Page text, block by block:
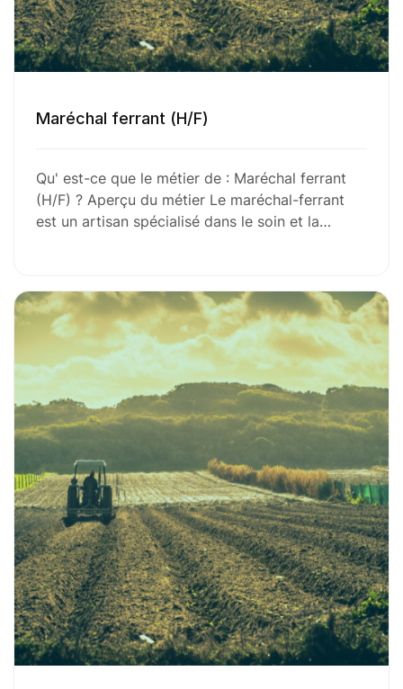
Maréchal ferrant (H/F)
Qu' est-ce que le métier de : Maréchal ferrant
(H/F) ? Aperçu du métier Le maréchal-ferrant
est un artisan spécialisé dans le soin et la…